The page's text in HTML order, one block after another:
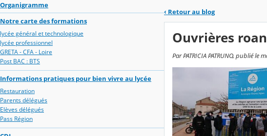
Organigramme
Notre carte des formations
lycée général et technologique
lycée professionnel
GRETA - CFA - Loire
Post BAC : BTS
Informations pratiques pour bien vivre au lycée
Restauration
Parents délégués
Elèves délégués
Pass Région
‹ Retour au blog
Ouvrières
Par PATRICIA PATRUNO, publié